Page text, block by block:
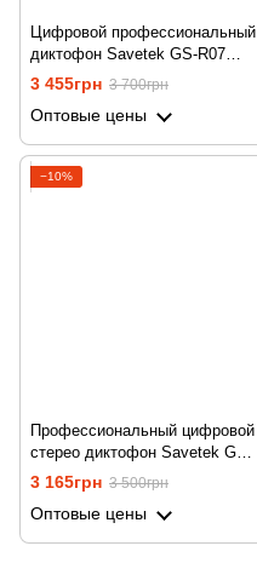
Цифровой профессиональный
диктофон Savetek GS-R07
для записи голоса, 32 Гб
памяти, стерео, SD до 64 Гб
3 455грн 3 700грн
Оптовые цены
−10%
Профессиональный цифровой
стерео диктофон Savetek GS-
R06, с MP3 плеєром +
поддержка SD карт, 16 Гб
3 165грн 3 500грн
Оптовые цены